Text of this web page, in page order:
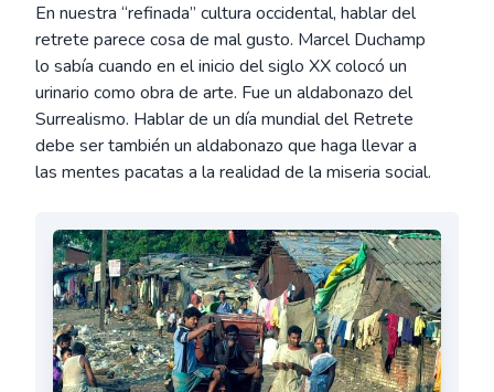
En nuestra “refinada” cultura occidental, hablar del
retrete parece cosa de mal gusto. Marcel Duchamp
lo sabía cuando en el inicio del siglo XX colocó un
urinario como obra de arte. Fue un aldabonazo del
Surrealismo. Hablar de un día mundial del Retrete
debe ser también un aldabonazo que haga llevar a
las mentes pacatas a la realidad de la miseria social.